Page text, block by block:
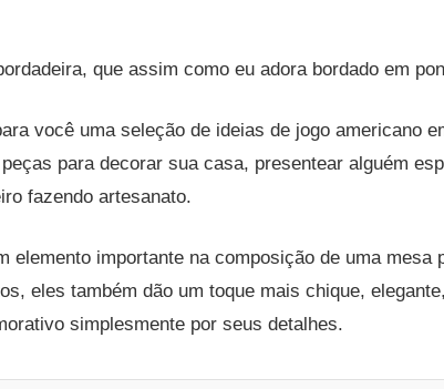
que assim como eu adora bordado em
você uma seleção de ideias de jogo americano
para decorar sua casa, presentear alguém
fazendo artesanato.
elemento importante na composição de uma mesa
eles também dão um toque mais chique,
simplesmente por seus detalhes.